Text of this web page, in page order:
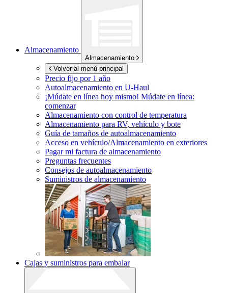
Almacenamiento
Almacenamiento
Volver al menú principal
Precio fijo por 1 año
Autoalmacenamiento en U-Haul
¡Múdate en línea hoy mismo! Múdate en línea:
comenzar
Almacenamiento con control de temperatura
Almacenamiento para RV, vehículo y bote
Guía de tamaños de autoalmacenamiento
Acceso en vehículo/Almacenamiento en exteriores
Pagar mi factura de almacenamiento
Preguntas frecuentes
Consejos de autoalmacenamiento
Suministros de almacenamiento
Cajas y suministros para embalar